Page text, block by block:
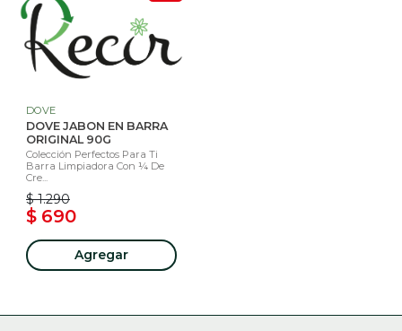
DOVE
DOVE JABON EN BARRA
ORIGINAL 90G
Colección Perfectos Para Ti
Barra Limpiadora Con ¼ De
Cre...
$ 1.290
$ 690
Agregar